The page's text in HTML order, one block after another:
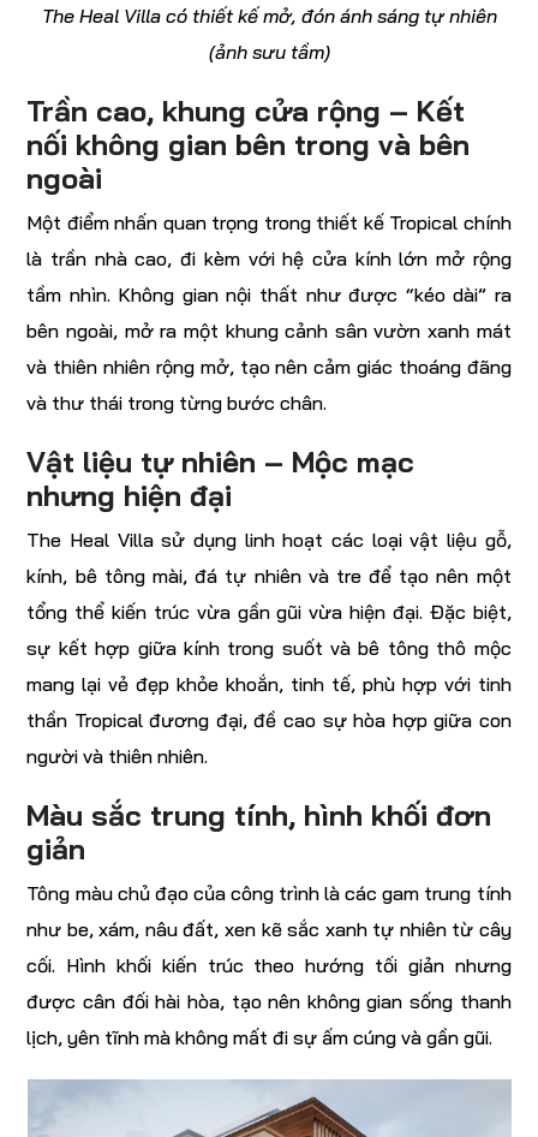
The Heal Villa có thiết kế mở, đón ánh sáng tự nhiên
(ảnh sưu tầm)
Trần cao, khung cửa rộng – Kết
nối không gian bên trong và bên
ngoài
Một điểm nhấn quan trọng trong thiết kế Tropical chính
là trần nhà cao, đi kèm với hệ cửa kính lớn mở rộng
tầm nhìn. Không gian nội thất như được “kéo dài” ra
bên ngoài, mở ra một khung cảnh sân vườn xanh mát
và thiên nhiên rộng mở, tạo nên cảm giác thoáng đãng
và thư thái trong từng bước chân.
Vật liệu tự nhiên – Mộc mạc
nhưng hiện đại
The Heal Villa sử dụng linh hoạt các loại vật liệu gỗ,
kính, bê tông mài, đá tự nhiên và tre để tạo nên một
tổng thể kiến trúc vừa gần gũi vừa hiện đại. Đặc biệt,
sự kết hợp giữa kính trong suốt và bê tông thô mộc
mang lại vẻ đẹp khỏe khoắn, tinh tế, phù hợp với tinh
thần Tropical đương đại, đề cao sự hòa hợp giữa con
người và thiên nhiên.
Màu sắc trung tính, hình khối đơn
giản
Tông màu chủ đạo của công trình là các gam trung tính
như be, xám, nâu đất, xen kẽ sắc xanh tự nhiên từ cây
cối. Hình khối kiến trúc theo hướng tối giản nhưng
được cân đối hài hòa, tạo nên không gian sống thanh
lịch, yên tĩnh mà không mất đi sự ấm cúng và gần gũi.